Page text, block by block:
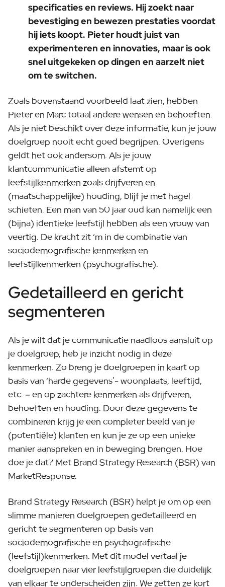
specificaties en reviews. Hij zoekt naar
bevestiging en bewezen prestaties voordat
hij iets koopt. Pieter houdt juist van
experimenteren en innovaties, maar is ook
snel uitgekeken op dingen en aarzelt niet
om te switchen.
Zoals bovenstaand voorbeeld laat zien, hebben
Pieter en Marc totaal andere wensen en behoeften.
Als je niet beschikt over deze informatie, kun je jouw
doelgroep nooit echt goed begrijpen. Overigens
geldt het ook andersom. Als je jouw
klantcommunicatie alleen afstemt op
leefstijlkenmerken zoals drijfveren en
(maatschappelijke) houding, blijf je met hagel
schieten. Een man van 50 jaar oud kan namelijk een
(bijna) identieke leefstijl hebben als een vrouw van
veertig. De kracht zit ‘m in de combinatie van
sociodemografische kenmerken en
leefstijlkenmerken (psychografische).
Gedetailleerd en gericht
segmenteren
Als je wilt dat je communicatie naadloos aansluit op
je doelgroep, heb je inzicht nodig in deze
kenmerken. Zo breng je doelgroepen in kaart op
basis van ‘harde gegevens’- woonplaats, leeftijd,
etc. – en op zachtere kenmerken als drijfveren,
behoeften en houding. Door deze gegevens te
combineren krijg je een completer beeld van je
(potentiële) klanten en kun je ze op een unieke
manier aanspreken en in beweging brengen. Hoe
doe je dat? Met Brand Strategy Research (BSR) van
MarketResponse.
Brand Strategy Research (BSR) helpt je om op een
slimme manieren doelgroepen gedetailleerd en
gericht te segmenteren op basis van
sociodemografische en psychografische
(leefstijl)kenmerken. Met dit model vertaal je
doelgroepen naar vier leefstijlgroepen die duidelijk
van elkaar te onderscheiden zijn. We zetten ze kort